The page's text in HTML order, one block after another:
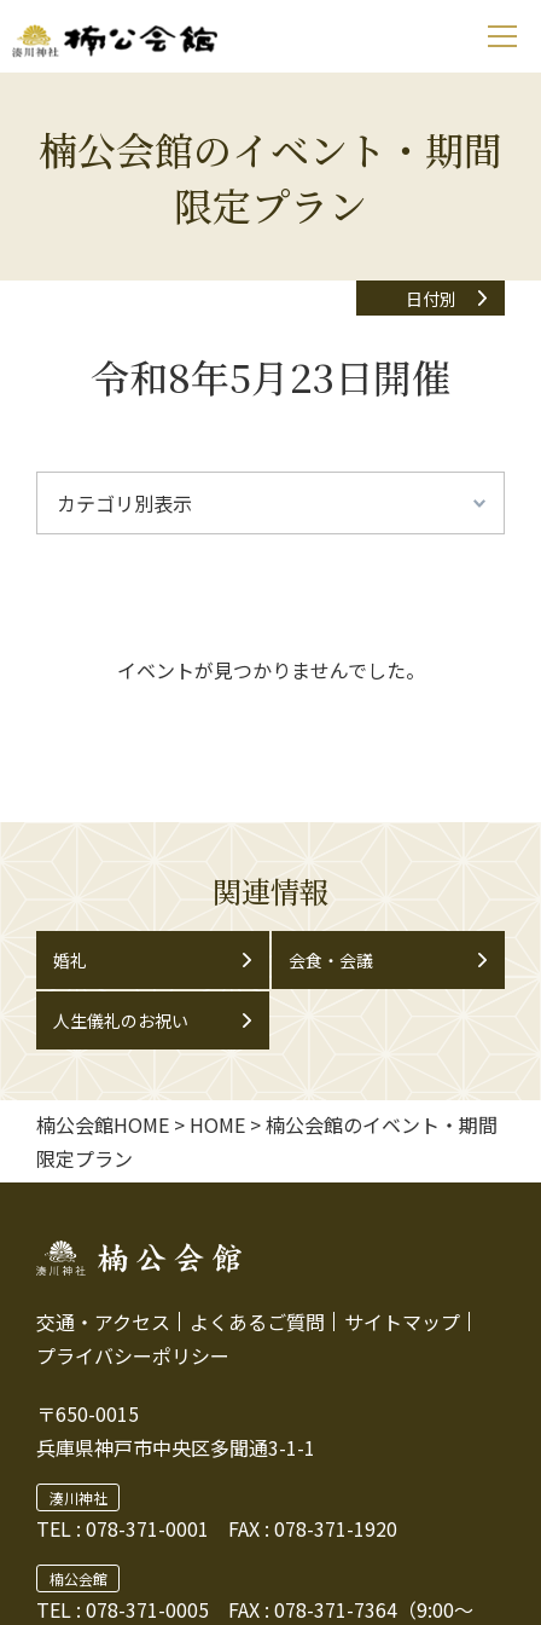
楠公会館のイベント・期間
限定プラン
日付別
令和8年5月23日開催
イベントが見つかりませんでした。
関連情報
婚礼 会食・会議
人生儀礼のお祝い
楠公会館HOME > HOME >楠公会館のイベント・期間
限定プラン
交通・アクセス よくあるご質問
サイトマップ
プライバシーポリシー
〒650-0015
兵庫県神戸市中央区多聞通3-1-1
湊川神社
TEL : 078-371-0001 FAX : 078-371-1920
楠公会館
TEL : 078-371-0005 FAX : 078-371-7364（9:00～